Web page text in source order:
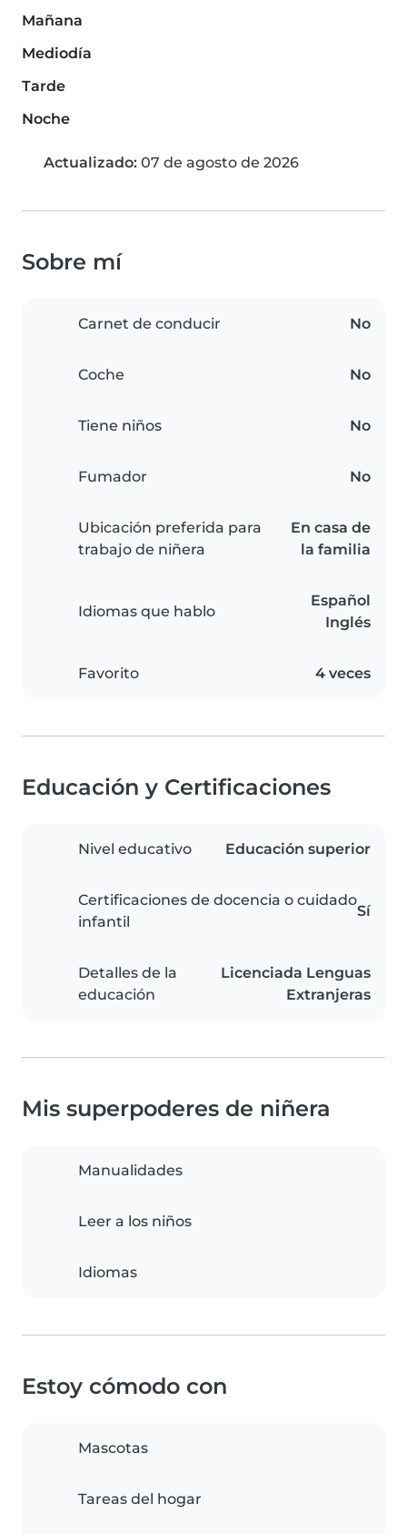
Mañana
Mediodía
Tarde
Noche
Actualizado: 07 de agosto de 2026
Sobre mí
Carnet de conducir No
Coche No
Tiene niños No
Fumador No
Ubicación preferida para
trabajo de niñera
En casa de
la familia
Idiomas que hablo
Español
Inglés
Favorito 4 veces
Educación y Certificaciones
Nivel educativo Educación superior
Certificaciones de docencia o cuidado
infantil
Sí
Detalles de la
educación
Licenciada Lenguas
Extranjeras
Mis superpoderes de niñera
Manualidades
Leer a los niños
Idiomas
Estoy cómodo con
Mascotas
Tareas del hogar